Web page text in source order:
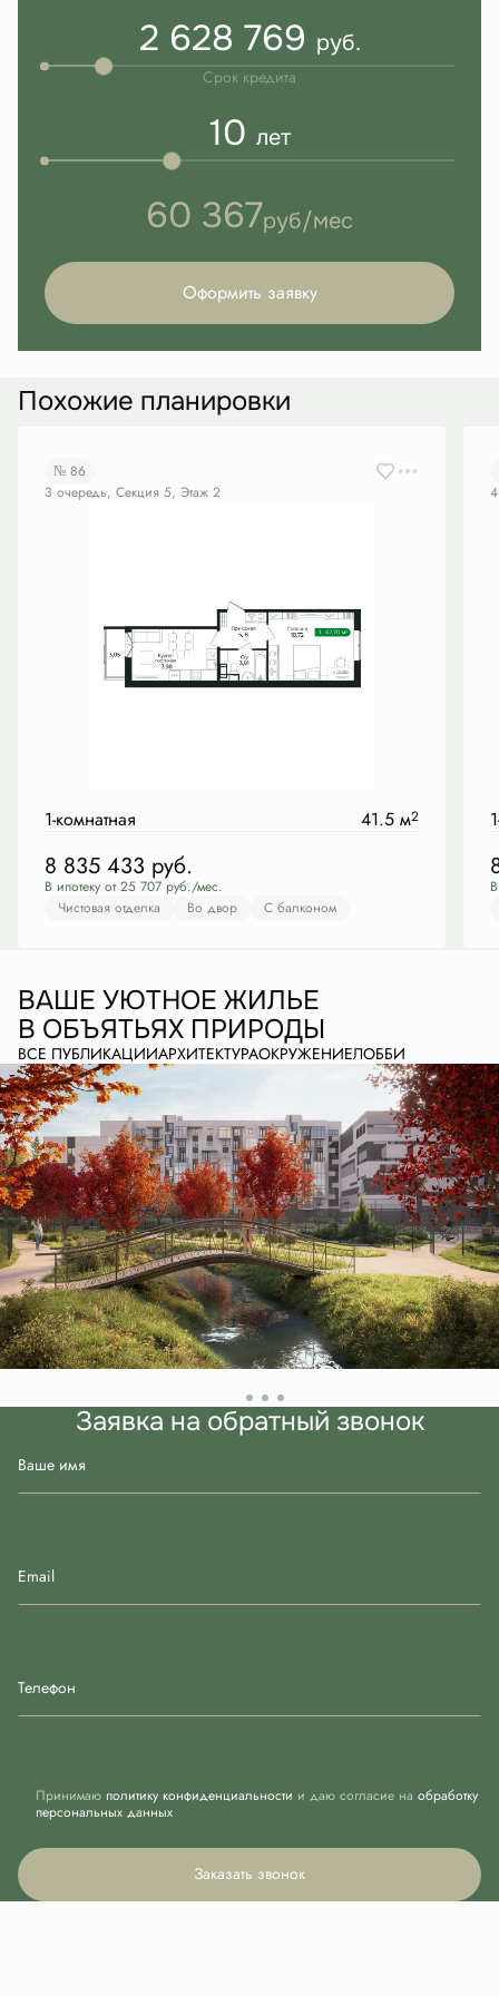
2 628 769 руб.
Срок кредита
10 лет
60 367руб/мес
Оформить заявку
Похожие планировки
№ 86
3 очередь, Секция 5, Этаж 2
1-комнатная 41.5 м2
8 835 433 руб.
В ипотеку от 25 707 руб./мес.
Чистовая отделка
Во двор С балконом
ВАШЕ УЮТНОЕ ЖИЛЬЕ
В ОБЪЯТЬЯХ ПРИРОДЫ
ВСЕ ПУБЛИКАЦИИАРХИТЕКТУРАОКРУЖЕНИЕЛОББИ
Заявка на обратный звонок
Ваше имя
Email
Телефон
Принимаю политику конфиденциальности и даю согласие на обработку
персональных данных
Заказать звонок